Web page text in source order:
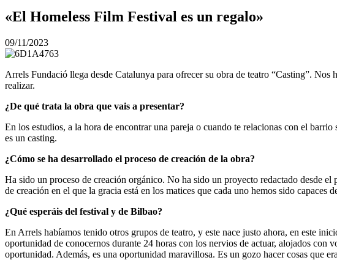
«El Homeless Film Festival es un regalo»
09/11/2023
Arrels Fundació llega desde Catalunya para ofrecer su obra de teatro “Casting”.
realizar.
¿De qué trata la obra que vais a presentar?
En los estudios, a la hora de encontrar una pareja o cuando te relacionas con el
es un casting.
¿Cómo se ha desarrollado el proceso de creación de la obra?
Ha sido un proceso de creación orgánico. No ha sido un proyecto redactado desde
de creación en el que la gracia está en los matices que cada uno hemos sido capaces
¿Qué esperáis del festival y de Bilbao?
En Arrels habíamos tenido otros grupos de teatro, y este nace justo ahora, en este
oportunidad de conocernos durante 24 horas con los nervios de actuar, alojados con
oportunidad. Además, es una oportunidad maravillosa. Es un gozo hacer cosas que